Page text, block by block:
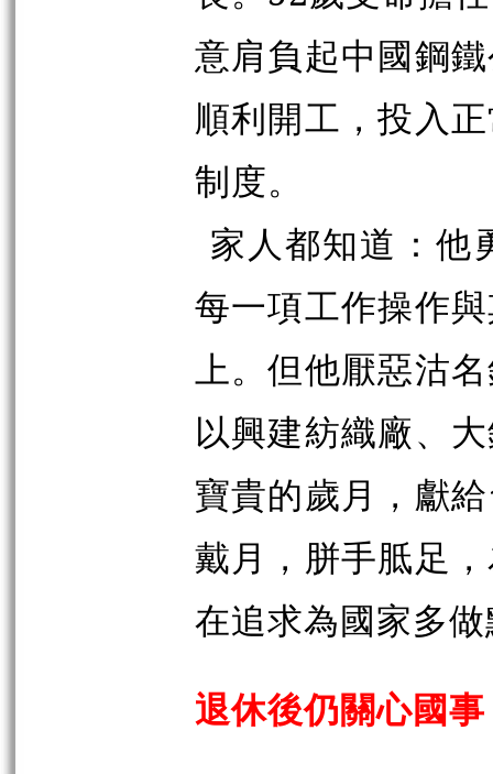
意肩負起中國鋼
順利開工，投入
制度。
家人都知道：他
每一項工作操作
上。但他厭惡沽
以興建紡織廠、
寶貴的歲月，獻
戴月，胼手胝足
在追求為國家多
退休後仍關心國